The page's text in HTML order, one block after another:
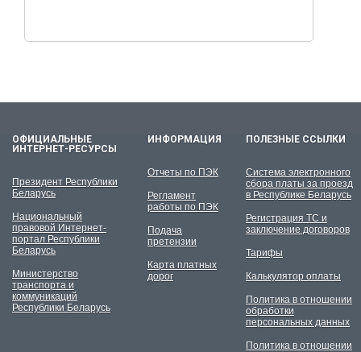
ОФИЦИАЛЬНЫЕ
ИНТЕРНЕТ-РЕСУРСЫ
Президент Республики
Беларусь
Национальный
правовой Интернет-
портал Республики
Беларусь
Министерство
транспорта и
коммуникаций
Республики Беларусь
ИНФОРМАЦИЯ
Отчеты по ПЭК
Регламент
работы по ПЭК
Подача
претензии
Карта платных
дорог
ПОЛЕЗНЫЕ ССЫЛКИ
Система электронного
сбора платы за проезд
в Республике Беларусь
Регистрация ТС и
заключение договоров
Тарифы
Калькулятор оплаты
Политика в отношении
обработки
персональных данных
Политика в отношении